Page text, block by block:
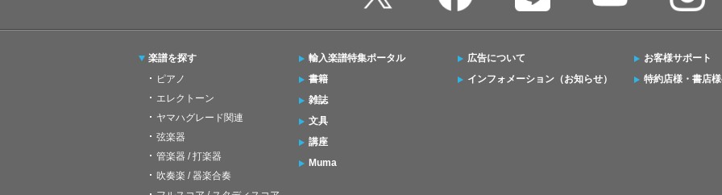
楽譜を探す
ピアノ
エレクトーン
ヤマハグレード関連
弦楽器
管楽器 / 打楽器
吹奏楽 / 器楽合奏
輸入楽譜特集ポータル
書籍
雑誌
文具
講座
Muma
広告について
インフォメーション（お知らせ）
お客様サポート
特約店様・書店